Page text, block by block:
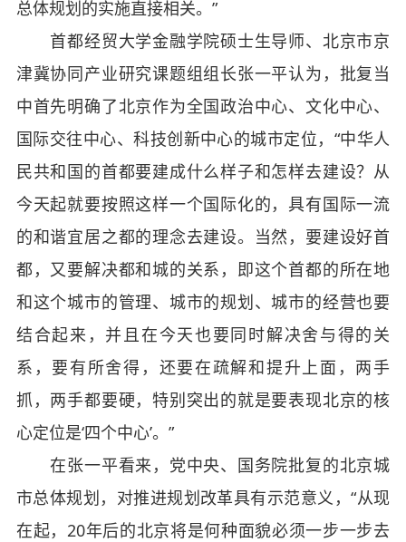
总体规划的实施直接相关。”
首都经贸大学金融学院硕士生导师、北京市京
津冀协同产业研究课题组组长张一平认为，批复当
中首先明确了北京作为全国政治中心、文化中心、
国际交往中心、科技创新中心的城市定位，“中华人
民共和国的首都要建成什么样子和怎样去建设？从
今天起就要按照这样一个国际化的，具有国际一流
的和谐宜居之都的理念去建设。当然，要建设好首
都，又要解决都和城的关系，即这个首都的所在地
和这个城市的管理、城市的规划、城市的经营也要
结合起来，并且在今天也要同时解决舍与得的关
系，要有所舍得，还要在疏解和提升上面，两手
抓，两手都要硬，特别突出的就是要表现北京的核
心定位是‘四个中心’。”
在张一平看来，党中央、国务院批复的北京城
市总体规划，对推进规划改革具有示范意义，“从现
在起，20年后的北京将是何种面貌必须一步一步去